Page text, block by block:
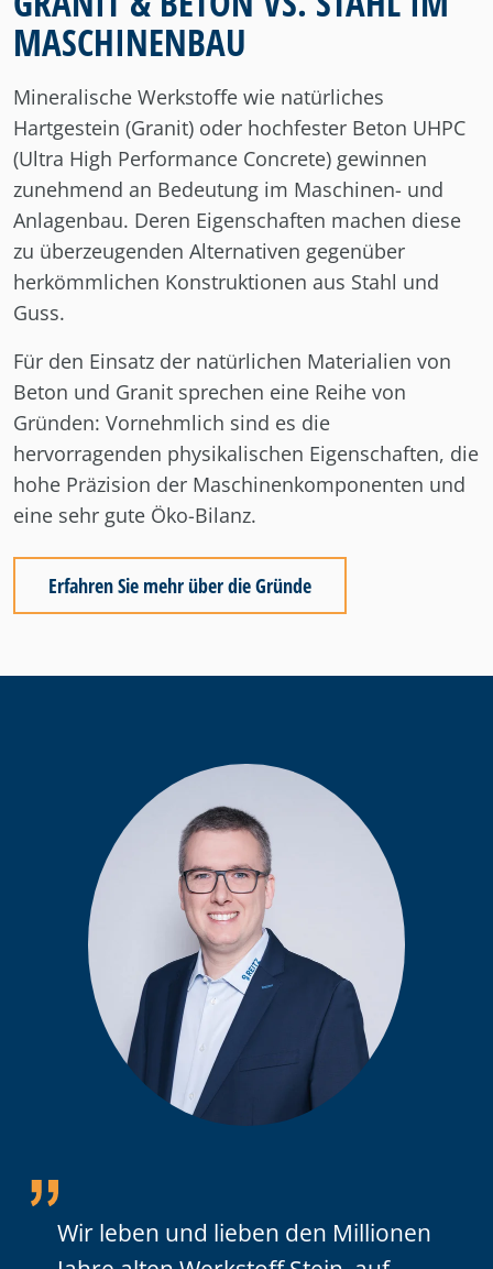
MASCHINENBAU
Mineralische Werkstoffe wie natürliches
Hartgestein (Granit) oder hochfester Beton UHPC
(Ultra High Performance Concrete) gewinnen
zunehmend an Bedeutung im Maschinen- und
Anlagenbau. Deren Eigenschaften machen diese
zu überzeugenden Alternativen gegenüber
herkömmlichen Konstruktionen aus Stahl und
Guss.
Für den Einsatz der natürlichen Materialien von
Beton und Granit sprechen eine Reihe von
Gründen: Vornehmlich sind es die
hervorragenden physikalischen Eigenschaften, die
hohe Präzision der Maschinenkomponenten und
eine sehr gute Öko-Bilanz.
Erfahren Sie mehr über die Gründe
Wir leben und lieben den Millionen